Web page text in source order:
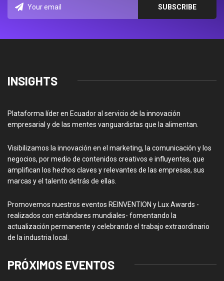
INSIGHTS
Plataforma líder en Ecuador al servicio de la innovación
empresarial y de las mentes vanguardistas que la alimentan.
Visibilizamos la innovación en el marketing, la comunicación y los
negocios, por medio de contenidos creativos e influyentes, que
amplifican los hechos claves y relevantes de las empresas, sus
marcas y el talento detrás de ellas.
Promovemos nuestros eventos REINVENTION y Lux Awards -
realizados con estándares mundiales- fomentando la
actualización permanente y celebrando el trabajo extraordinario
de la industria local.
PRÓXIMOS EVENTOS